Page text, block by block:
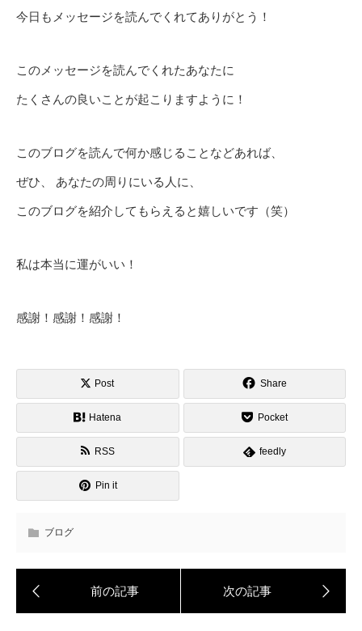
今日もメッセージを読んでくれてありがとう！
このメッセージを読んでくれたあなたに
たくさんの良いことが起こりますように！
このブログを読んで何か感じることなどあれば、
ぜひ、 あなたの周りにいる人に、
このブログを紹介してもらえると嬉しいです（笑）
私は本当に運がいい！
感謝！感謝！感謝！
Post Share
Hatena Pocket
RSS feedly
Pin it
ブログ